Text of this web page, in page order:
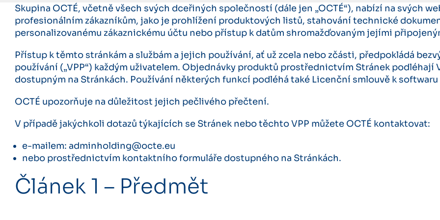
Skupina OCTÉ, včetně všech svých dceřiných společností (dále jen „OCTÉ“), nabízí na svých
profesionálním zákazníkům, jako je prohlížení produktových listů, stahování technické
personalizovanému zákaznickému účtu nebo přístup k datům shromažďovaným jejími
Přístup k těmto stránkám a službám a jejich používání, ať už zcela nebo zčásti, předpokládá
používání („VPP“) každým uživatelem. Objednávky produktů prostřednictvím Stránek podléhají
dostupným na Stránkách. Používání některých funkcí podléhá také Licenční smlouvě k softwaru
OCTÉ upozorňuje na důležitost jejich pečlivého přečtení.
V případě jakýchkoli dotazů týkajících se Stránek nebo těchto VPP můžete OCTÉ kontaktovat:
e-mailem: adminholding@octe.eu
nebo prostřednictvím kontaktního formuláře dostupného na Stránkách.
Článek 1 – Předmět